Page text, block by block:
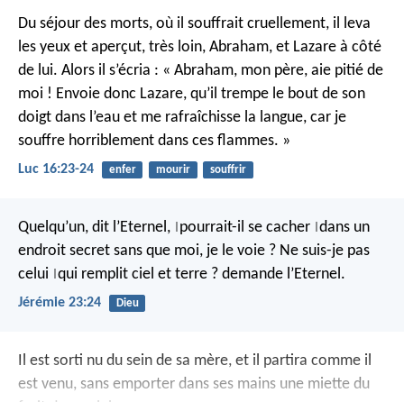
Du séjour des morts, où il souffrait cruellement, il leva
les yeux et aperçut, très loin, Abraham, et Lazare à côté
de lui. Alors il s’écria : « Abraham, mon père, aie pitié de
moi ! Envoie donc Lazare, qu’il trempe le bout de son
doigt dans l’eau et me rafraîchisse la langue, car je
souffre horriblement dans ces flammes. »
Luc 16:23-24 enfer mourir souffrir
Quelqu’un, dit l’Eternel, pourrait-il se cacher dans un
endroit secret sans que moi, je le voie ? Ne suis-je pas
celui qui remplit ciel et terre ? demande l’Eternel.
Jérémie 23:24 Dieu
Il est sorti nu du sein de sa mère, et il partira comme il
est venu, sans emporter dans ses mains une miette du